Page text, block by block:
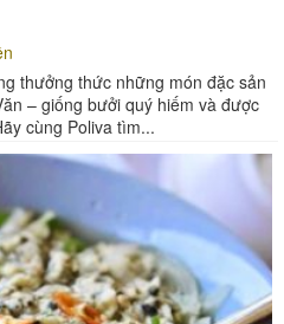
thưởng thức những món đặc sản
– giống bưởi quý hiếm và được
cùng Poliva tìm...